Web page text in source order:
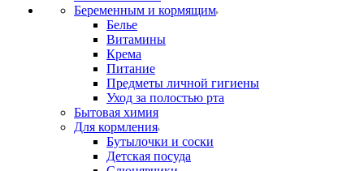
Беременным и кормящим
Белье
Витамины
Крема
Питание
Предметы личной гигиены
Уход за полостью рта
Бытовая химия
Для кормления
Бутылочки и соски
Детская посуда